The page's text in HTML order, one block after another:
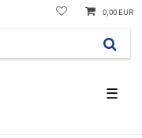
☰
0,00 EUR